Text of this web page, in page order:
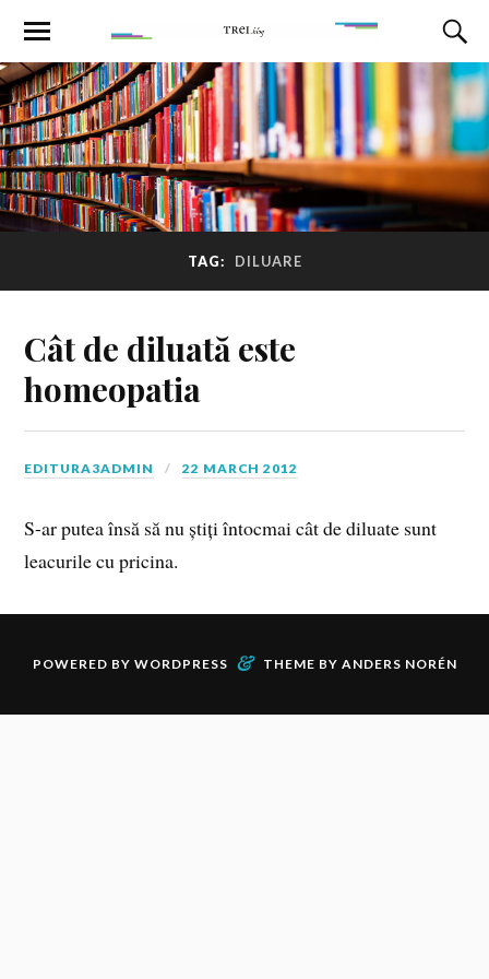
TAG: DILUARE
Cât de diluată este
homeopatia
EDITURA3ADMIN 22 MARCH 2012
S-ar putea însă să nu știți întocmai cât de diluate sunt
leacurile cu pricina.
POWERED BY WORDPRESS & THEME BY ANDERS NORÉN